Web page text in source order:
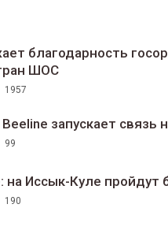
благодарность
ШОС
1957
Beeline запускает
99
на Иссык-Куле пройдут
190